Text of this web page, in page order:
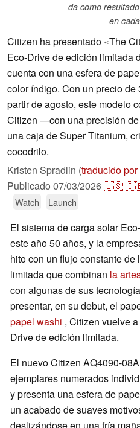
da como
en
Citizen ha presentado «The
Eco-Drive de edición limitada
cuenta con una esfera de
color índigo. Con un precio
partir de agosto, este modelo
Citizen —con una precisión
una caja de Super Titanium,
cocodrilo.
Kristen Spradlin (traducido por
Publicado 07/03/2026🇺🇸
Watch Launch
El sistema de carga solar
este año 50 años, y la
hito con un flujo constante
limitada que combinan la
con algunas de sus
presentar, en su debut, el
papel washi , Citizen vuelve
Drive de edición limitada.
El nuevo Citizen AQ4090-
ejemplares numerados
y presenta una esfera de
un acabado de suaves